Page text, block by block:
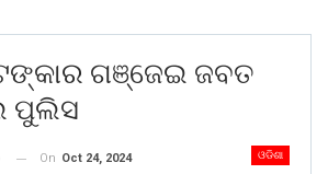
ଗଞ୍ଜେଇ ଜବତ
ପୁଲିସ
ଓଡିଶା
On Oct 24, 2024